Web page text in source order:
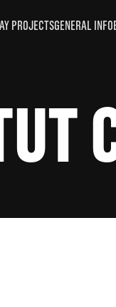
PROJECTSGENERAL INFO